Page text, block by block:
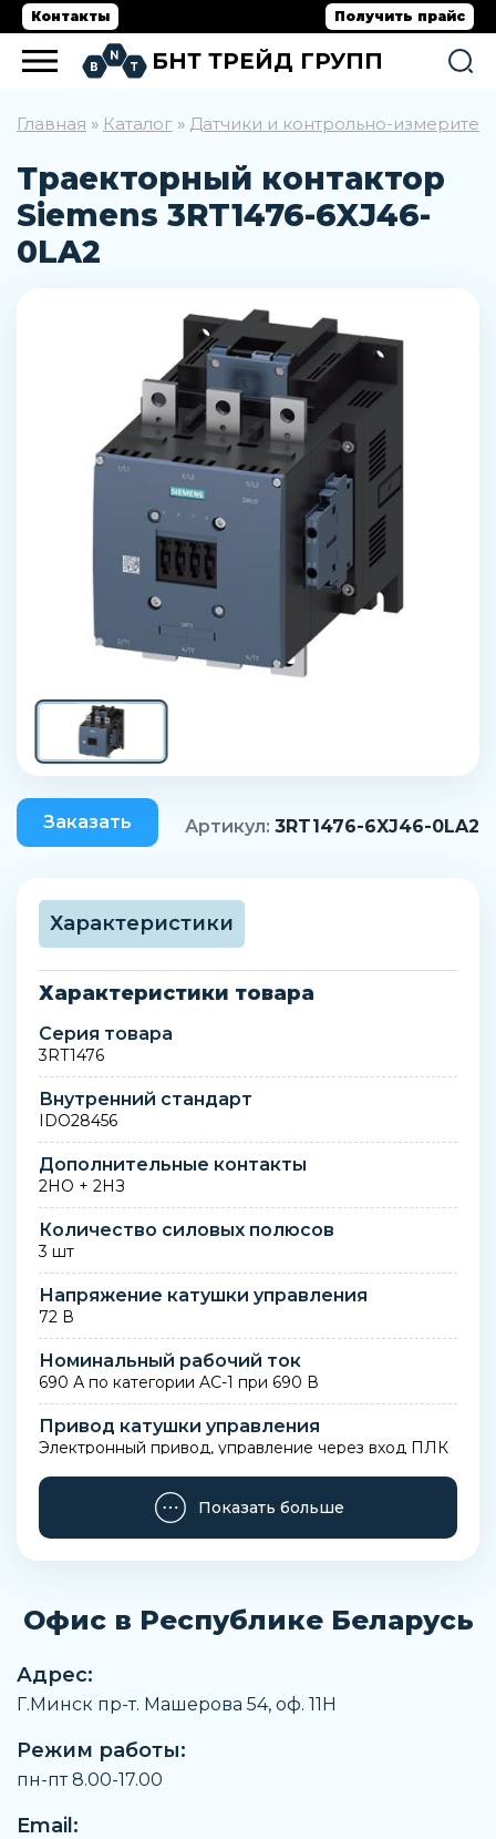
Контакты Получить прайс
БНТ ТРЕЙД ГРУПП
Главная » Каталог » Датчики и контрольно-
Траекторный контактор
Siemens 3RT1476-6XJ46-
0LA2
Заказать Артикул: 3RT1476-6XJ46-0LA2
Характеристики
Характеристики товара
Серия товара
3RT1476
Внутренний стандарт
IDO28456
Дополнительные контакты
2НО + 2НЗ
Количество силовых полюсов
3 шт
Напряжение катушки управления
72 В
Номинальный рабочий ток
690 А по категории AC-1 при 690 В
Привод катушки управления
Электронный привод, управление через вход ПЛК
Тип подключения
Шинные соединения, подключение катушки -
294 мм
232 мм
280 мм
Вес
10,615 кг
Показать больше
Офис в Республике Беларусь
Адрес:
Г.Минск пр-т. Машерова 54, оф. 11H
Режим работы:
пн-пт 8.00-17.00
Email: